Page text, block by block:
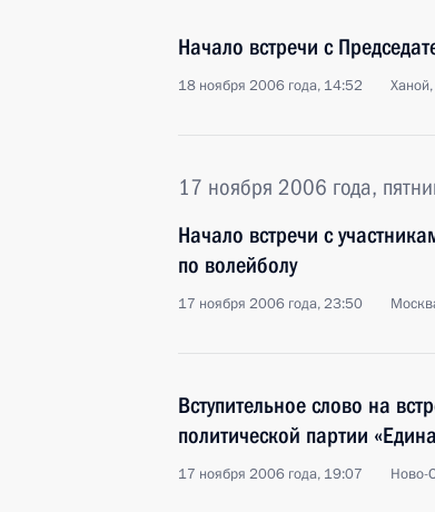
Начало встречи с
18 ноября 2006 года, 14:52
17 ноября 2006 года,
Начало встречи с
по волейболу
17 ноября 2006 года, 23:50
Вступительное слово на
политической партии
17 ноября 2006 года, 19:07 Ново-